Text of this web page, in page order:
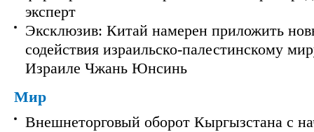
эксперт
Эксклюзив: Китай намерен приложить
содействия израильско-палестинскому
Израиле Чжань Юнсинь
Мир
Внешнеторговый оборот Кыргызстана с